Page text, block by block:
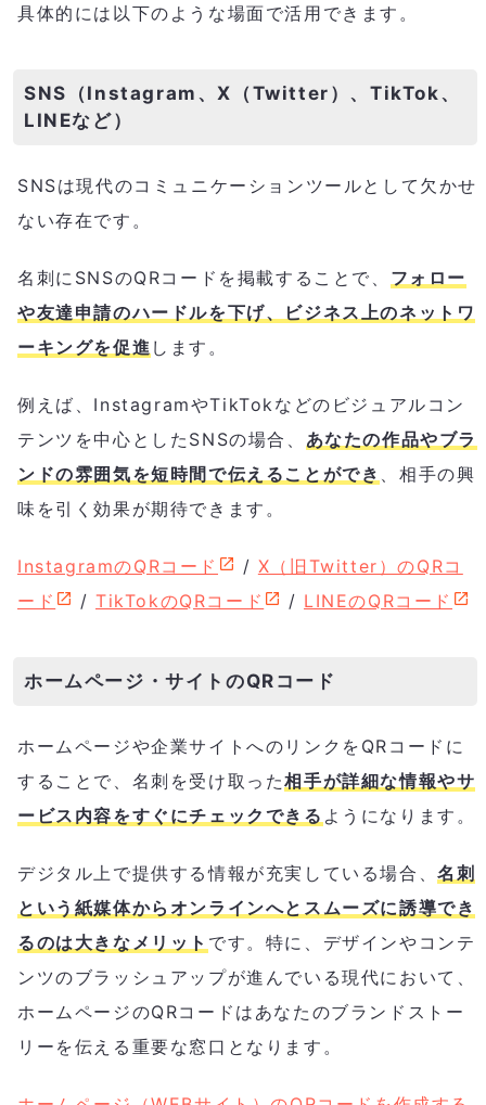
具体的には以下のような場面で活用できます。
SNS（Instagram、X（Twitter）、TikTok、
LINEなど）
SNSは現代のコミュニケーションツールとして欠かせ
ない存在です。
名刺にSNSのQRコードを掲載することで、 フォロー
や友達申請のハードルを下げ、ビジネス上のネットワ
ーキングを促進 します。
例えば、InstagramやTikTokなどのビジュアルコン
テンツを中心としたSNSの場合、 あなたの作品やブラ
ンドの雰囲気を短時間で伝えることができ
、相手の興
味を引く効果が期待できます。
InstagramのQRコード / X（旧Twitter）のQRコ
ード
/TikTokのQRコード / LINEのQRコード
ホームページ・サイトのQRコード
ホームページや企業サイトへのリンクをQRコードに
することで、名刺を受け取った相手が詳細な情報やサ
ービス内容をすぐにチェックできる ようになります。
デジタル上で提供する情報が充実している場合、名刺
という紙媒体からオンラインへとスムーズに誘導でき
るのは大きなメリット です。特に、デザインやコンテ
ンツのブラッシュアップが進んでいる現代において、
ホームページのQRコードはあなたのブランドストー
リーを伝える重要な窓口となります。